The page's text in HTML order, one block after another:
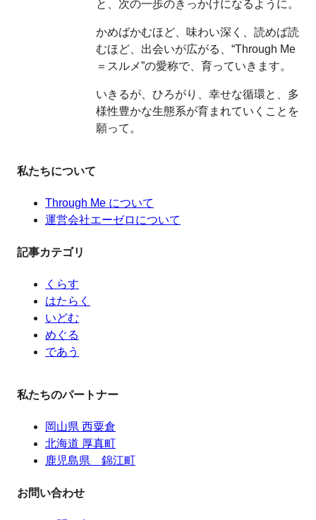
と、次の一歩のきっかけになるように。
かめばかむほど、味わい深く、読めば読
むほど、出会いが広がる、“Through Me
＝スルメ”の愛称で、育っていきます。
いきるが、ひろがり、幸せな循環と、多
様性豊かな生態系が育まれていくことを
願って。
私たちについて
Through Me について
運営会社エーゼロについて
記事カテゴリ
くらす
はたらく
いどむ
めぐる
であう
私たちのパートナー
岡山県 西粟倉
北海道 厚真町
鹿児島県 錦江町
お問い合わせ